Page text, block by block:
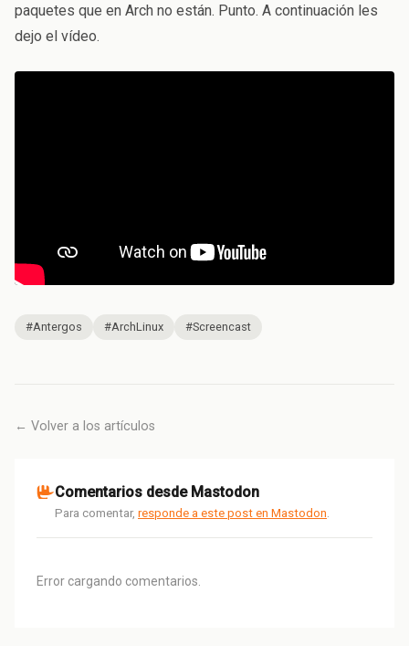
paquetes que en Arch no están. Punto. A continuación les
dejo el vídeo.
#Antergos #ArchLinux #Screencast
← Volver a los artículos
Comentarios desde Mastodon
Para comentar, responde a este post en Mastodon
Error cargando comentarios.